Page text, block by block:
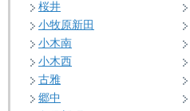
桜井
小牧原新田
小木南
小木西
古雅
郷中